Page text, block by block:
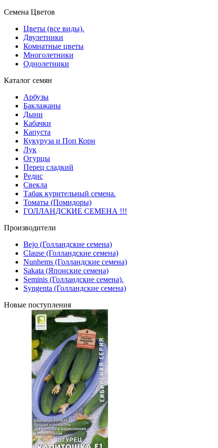
Семена Цветов
Цветы (все виды).
Двулетники
Комнатные цветы
Многолетники
Однолетники
Каталог семян
Арбузы
Баклажаны
Дыни
Кабачки
Капуста
Кукуруза и Поп Корн
Лук
Огурцы
Перец сладкий
Редис
Свекла
Табак курительный семена.
Томаты (Помидоры)
ГОЛЛАНДСКИЕ СЕМЕНА !!!
Производители
Bejo (Голландские семена)
Clause (Голландские семена)
Nunhems (Голландские семена)
Sakata (Японские семена)
Seminis (Голландские семена).
Syngenta (Голландские семена)
Новые поступления